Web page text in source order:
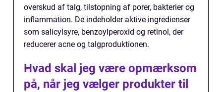
overskud af talg, tilstopning af porer, bakterier og
inflammation. De indeholder aktive ingredienser
som salicylsyre, benzoylperoxid og retinol, der
reducerer acne og talgproduktionen.
Hvad skal jeg være opmærksom
på, når jeg vælger produkter til